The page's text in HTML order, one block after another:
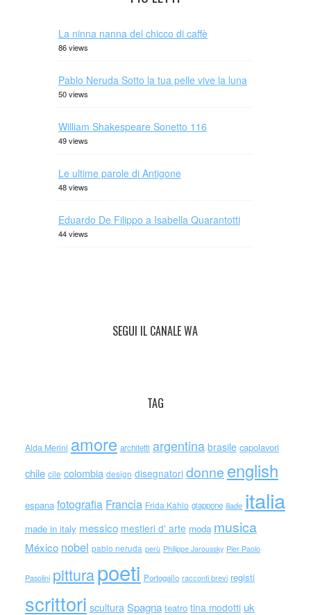
La ninna nanna del chicco di caffè
86 views
Pablo Neruda Sotto la tua pelle vive la luna
50 views
William Shakespeare Sonetto 116
49 views
Le ultime parole di Antigone
48 views
Eduardo De Filippo a Isabella Quarantotti
44 views
SEGUI IL CANALE WA
TAG
Alda Merini amore architetti argentina brasile capolavori
chile cile colombia design disegnatori donne english
espana fotografia Francia Frida Kahlo giappone iliade italia
made in italy messico mestieri d' arte moda musica
México nobel pablo neruda perù Philippe Jaroussky Pier Paolo
Pasolini pitturapoeti Portogallo racconti brevi registi
scrittori scultura Spagna teatro tina modotti uk